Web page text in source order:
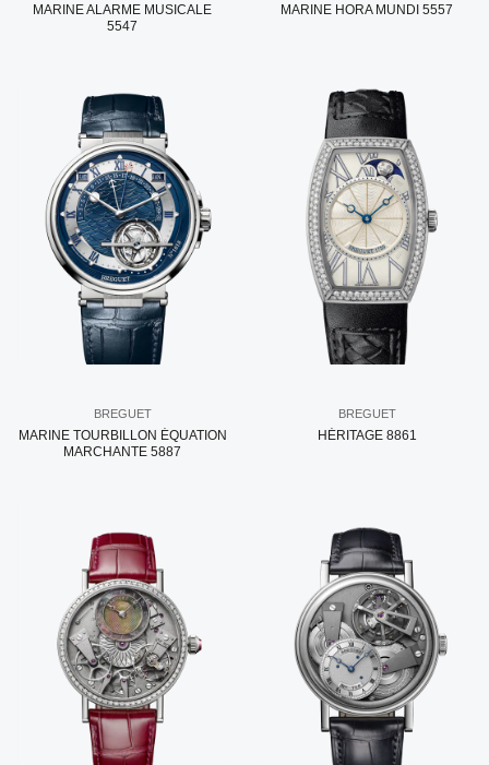
MARINE ALARME MUSICALE
5547
MARINE HORA MUNDI 5557
BREGUET
MARINE TOURBILLON ÉQUATION
MARCHANTE 5887
BREGUET
HÉRITAGE 8861